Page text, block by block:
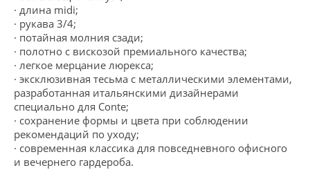
· длина midi;
· рукава 3/4;
· потайная молния сзади;
· полотно с вискозой премиального качества;
· легкое мерцание люрекса;
· эксклюзивная тесьма с металлическими элементами,
разработанная итальянскими дизайнерами
специально для Conte;
· сохранение формы и цвета при соблюдении
рекомендаций по уходу;
· современная классика для повседневного офисного
и вечернего гардероба.